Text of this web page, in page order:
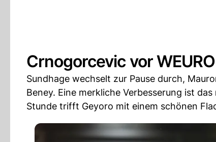
Crnogorcevic vor
Sundhage wechselt zur Pause durch,
Beney. Eine merkliche Verbesserung ist
Stunde trifft Geyoro mit einem schönen